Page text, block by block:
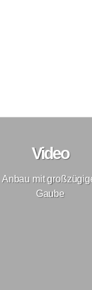
Video
Anbau mit
Gaube